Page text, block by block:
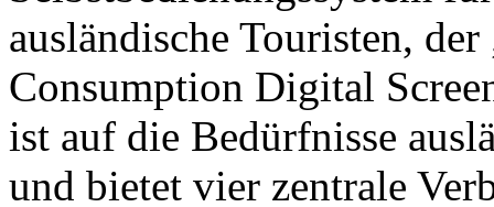
ausländische Touristen,
Consumption Digital
ist auf die Bedürfnisse
und bietet vier zentrale